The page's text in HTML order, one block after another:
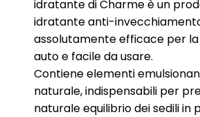
idratante di Charme è un
idratante anti-
assolutamente efficace per
auto e facile da usare.
Contiene elementi
naturale, indispensabili per
naturale equilibrio dei sedili in